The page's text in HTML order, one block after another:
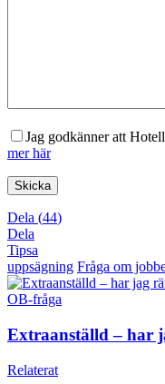
Jag godkänner att
mer här
Dela (44)
Dela
Tipsa
uppsägning Fråga om
OB-fråga
Extraanställd – har
Relaterat